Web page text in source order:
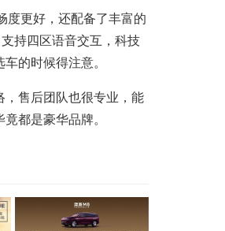
度更好，还配备了丰富的
持四区语音交互，科技
的时候得注意。
售后团队也很专业，能
都是豪华品牌。